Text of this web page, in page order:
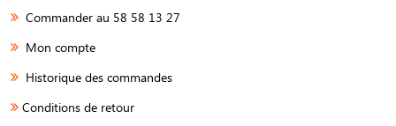
Commander au 58 58 13 27
Mon compte
Historique des commandes
Conditions de retour